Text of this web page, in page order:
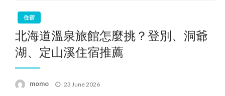
住宿
北海道溫泉旅館怎麼挑？登別、洞爺
湖、定山溪住宿推薦
momo
Posted
23 June 2026